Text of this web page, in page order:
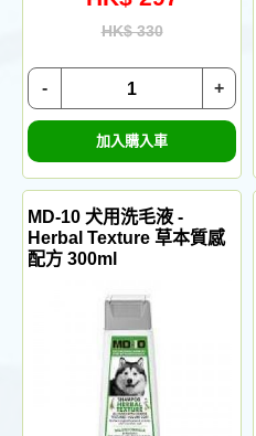
HK$ 330
+
-
加入購入車
MD-10 犬用洗毛液 -
Herbal Texture 草本質感
配方 300ml